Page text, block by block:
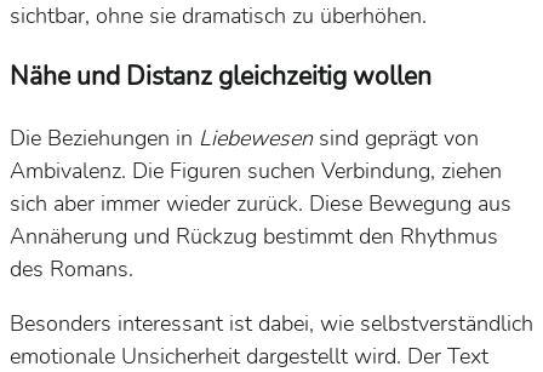
sichtbar, ohne sie dramatisch zu überhöhen.
Nähe und Distanz gleichzeitig wollen
Die Beziehungen in Liebewesensind geprägt von
Ambivalenz. Die Figuren suchen Verbindung, ziehen
sich aber immer wieder zurück. Diese Bewegung aus
Annäherung und Rückzug bestimmt den Rhythmus
des Romans.
Besonders interessant ist dabei, wie selbstverständlich
emotionale Unsicherheit dargestellt wird. Der Text